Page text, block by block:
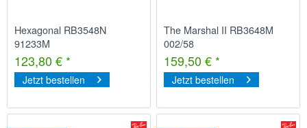
Hexagonal RB3548N
91233M
123,80 € *
Jetzt bestellen
The Marshal II RB3648M
002/58
159,50 € *
Jetzt bestellen